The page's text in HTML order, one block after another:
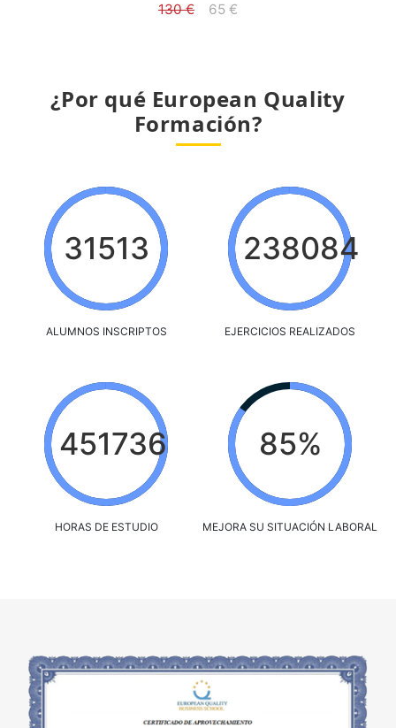
130 € 65 €
¿Por qué European Quality
Formación?
31513
ALUMNOS INSCRIPTOS
238084
EJERCICIOS REALIZADOS
451736
HORAS DE ESTUDIO
85%
MEJORA SU SITUACIÓN LABORAL